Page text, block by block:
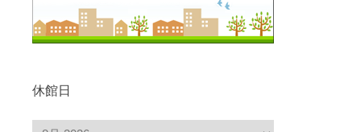
休館日